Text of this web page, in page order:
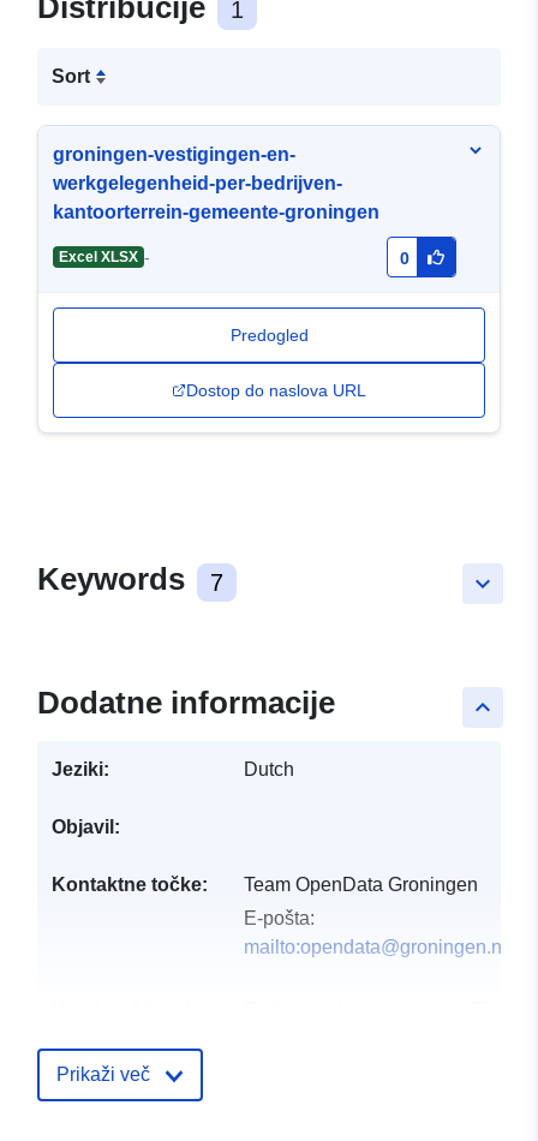
Distribucije 1
Sort
groningen-vestigingen-en-
werkgelegenheid-per-bedrijven-
kantoorterrein-gemeente-groningen
Excel XLSX - 0
Predogled
Dostop do naslova URL
keyboard_arrow_down
Keywords 7
keyboard_arrow_up
Dodatne informacije
Jeziki: Dutch
Objavil:
Kontaktne točke:
Team OpenData Groningen
E-pošta:
mailto:opendata@groningen.nl
Prikaži več